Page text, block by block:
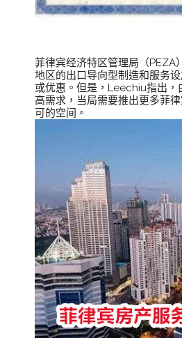
菲律宾经济特区管理局（PEZA
地区的出口导向型制造和服务
或优惠。但是，Leechiu指出，
高需求，当局需要推出更多菲
可的空间。